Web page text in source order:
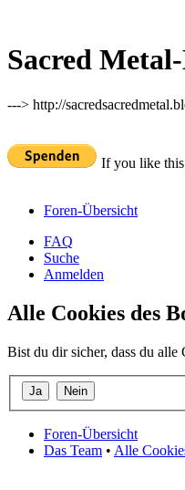
Sacred
---> http://
If you like this
Foren-Übersicht
FAQ
Suche
Anmelden
Alle Cookies des
Bist du dir sicher, dass du alle
Foren-Übersicht
Das Team • Alle